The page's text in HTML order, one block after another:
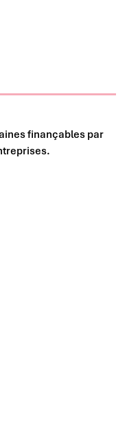
finançables par